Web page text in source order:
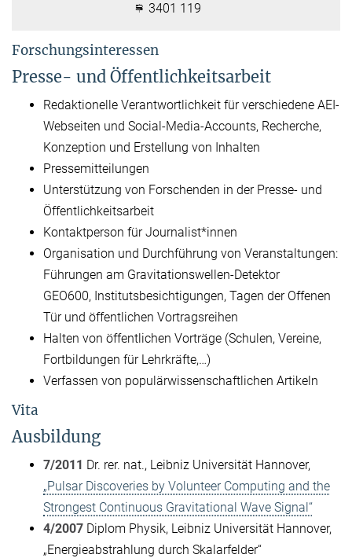
3401 119
Forschungsinteressen
Presse- und Öffentlichkeitsarbeit
Redaktionelle Verantwortlichkeit für verschiedene AEI-
Webseiten und Social-Media-Accounts, Recherche,
Konzeption und Erstellung von Inhalten
Pressemitteilungen
Unterstützung von Forschenden in der Presse- und
Öffentlichkeitsarbeit
Kontaktperson für Journalist*innen
Organisation und Durchführung von Veranstaltungen:
Führungen am Gravitationswellen-Detektor
GEO600, Institutsbesichtigungen, Tagen der Offenen
Tür und öffentlichen Vortragsreihen
Halten von öffentlichen Vorträge (Schulen, Vereine,
Fortbildungen für Lehrkräfte,…)
Verfassen von populärwissenschaftlichen Artikeln
Vita
Ausbildung
7/2011 Dr. rer. nat., Leibniz Universität Hannover,
„Pulsar Discoveries by Volunteer Computing and the
Strongest Continuous Gravitational Wave Signal“
4/2007 Diplom Physik, Leibniz Universität Hannover,
„Energieabstrahlung durch Skalarfelder“